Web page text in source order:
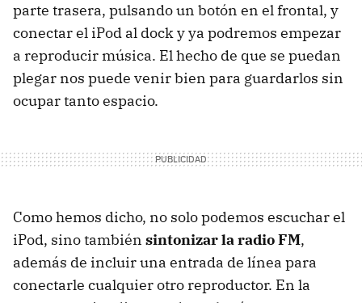
parte trasera, pulsando un botón en el frontal, y
conectar el iPod al dock y ya podremos empezar
a reproducir música. El hecho de que se puedan
plegar nos puede venir bien para guardarlos sin
ocupar tanto espacio.
Como hemos dicho, no solo podemos escuchar el
iPod, sino también sintonizar la radio FM,
además de incluir una entrada de línea para
conectarle cualquier otro reproductor. En la